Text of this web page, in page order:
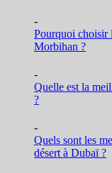
-
Pourquoi choisir
Morbihan ?
-
Quelle est la
?
-
Quels sont les
désert à Dubaï ?